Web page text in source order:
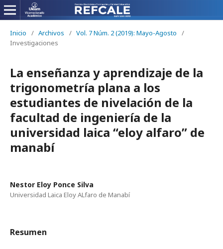
Inicio / Archivos / Vol. 7 Núm. 2 (2019): Mayo-Agosto
/
Investigaciones
La enseñanza y aprendizaje de la
trigonometría plana a los
estudiantes de nivelación de la
facultad de ingeniería de la
universidad laica “eloy alfaro” de
manabí
Nestor Eloy Ponce Silva
Universidad Laica Eloy ALfaro de Manabí
Resumen